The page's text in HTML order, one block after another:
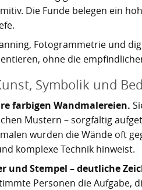
Die Funde belegen ein
Fotogrammetrie und
ohne die
Symbolik und
farbigen Wandmalereien.
Mustern – sorgfältig
wurden die Wände oft
komplexe Technik hinweist.
und Stempel – deutliche
Personen die Aufgabe,